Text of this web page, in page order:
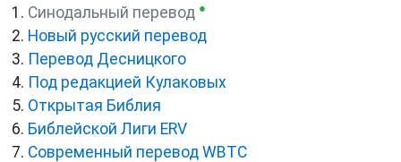
Синодальный перевод ●
Новый русский перевод
Перевод Десницкого
Под редакцией Кулаковых
Открытая Библия
Библейской Лиги ERV
Cовременный перевод WBTC